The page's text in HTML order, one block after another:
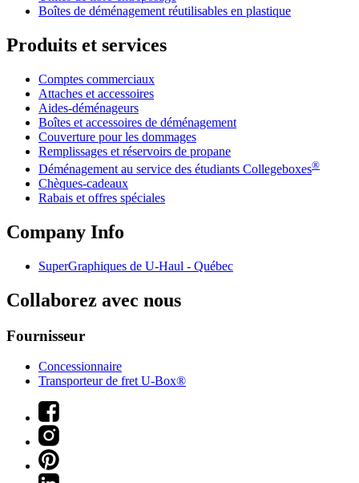
Boîtes de déménagement réutilisables en plastique
Produits et services
Comptes commerciaux
Attaches et accessoires
Aides-déménageurs
Boîtes et accessoires de déménagement
Couverture pour les dommages
Remplissages et réservoirs de propane
Déménagement au service des étudiants Collegeboxes®
Chèques-cadeaux
Rabais et offres spéciales
Company Info
SuperGraphiques de U-Haul - Québec
Collaborez avec nous
Fournisseur
Concessionnaire
Transporteur de fret U-Box®